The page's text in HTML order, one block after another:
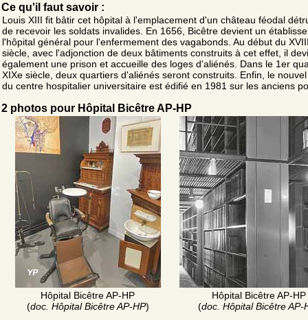
Ce qu'il faut savoir :
Louis XIII fit bâtir cet hôpital à l'emplacement d'un château féodal
de recevoir les soldats invalides. En 1656, Bicêtre devient un
l'hôpital général pour l'enfermement des vagabonds. Au début du
siècle, avec l'adjonction de deux bâtiments construits à cet effet, il
également une prison et accueille des loges d'aliénés. Dans le 1er
XIXe siècle, deux quartiers d'aliénés seront construits. Enfin, le
du centre hospitalier universitaire est édifié en 1981 sur les anciens
2 photos pour Hôpital Bicêtre AP-HP
Hôpital Bicêtre AP-HP
(doc. Hôpital Bicêtre AP-HP)
Hôpital Bicêtre AP-HP
(doc. Hôpital Bicêtre AP-